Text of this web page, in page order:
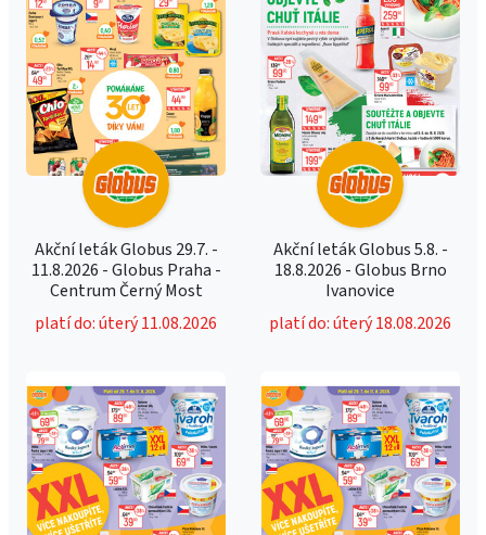
Akční leták Globus 29.7. -
11.8.2026 - Globus Praha -
Centrum Černý Most
platí do: úterý 11.08.2026
Akční leták Globus 5.8. -
18.8.2026 - Globus Brno
Ivanovice
platí do: úterý 18.08.2026